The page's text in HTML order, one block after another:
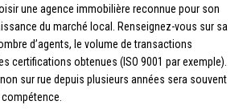
une agence immobilière reconnue pour son
du marché local. Renseignez-vous sur sa
d’agents, le volume de transactions
certifications obtenues (ISO 9001 par exemple).
sur rue depuis plusieurs années sera souvent